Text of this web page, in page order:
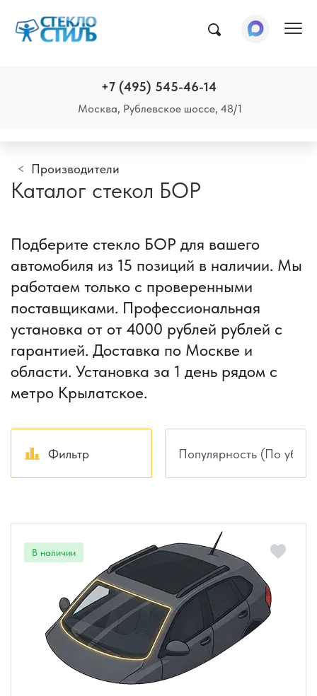
+7 (495) 545-46-14
Москва, Рублевское шоссе, 48/1
Производители
Каталог стекол БОР
Подберите стекло БОР для вашего
автомобиля из 15 позиций в наличии. Мы
работаем только с проверенными
поставщиками. Профессиональная
установка от от 4000 рублей рублей с
гарантией. Доставка по Москве и
области. Установка за 1 день рядом с
метро Крылатское.
Фильтр